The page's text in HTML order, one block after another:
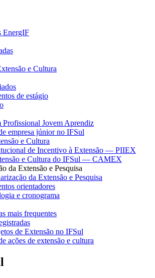
EnergIF
e Cultura
de estágio
Profissional Jovem Aprendiz
empresa júnior no IFSul
e Cultura
de Incentivo à Extensão — PIIEX
e Cultura do IFSul — CAMEX
da Extensão e Pesquisa
da Extensão e Pesquisa
orientadores
e cronograma
mais frequentes
de Extensão no IFSul
ações de extensão e cultura